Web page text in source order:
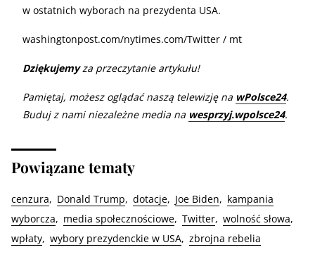
w ostatnich wyborach na prezydenta USA.
washingtonpost.com/nytimes.com/Twitter / mt
Dziękujemyza przeczytanie artykułu!
Pamiętaj, możesz oglądać naszą telewizję na wPolsce24.
Buduj z nami niezależne media na wesprzyj.wpolsce24.
Powiązane tematy
cenzura Donald Trump dotacje Joe Biden
kampania
wyborcza
media społecznościowe Twitter wolność słowa
wpłaty wybory prezydenckie w USA zbrojna rebelia